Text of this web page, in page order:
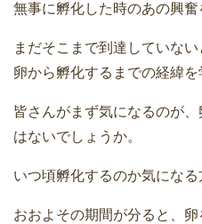
無事に孵化した時のあの興奮
まだそこまで到達していな
卵から孵化するまでの経緯を
皆さんがまず気になるのが
はないでしょうか。
いつ頃孵化するのか気になる
おおよその期間が分ると、